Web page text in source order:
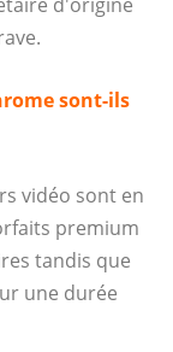
sont-ils
vidéo sont en
premium
tandis que
une durée